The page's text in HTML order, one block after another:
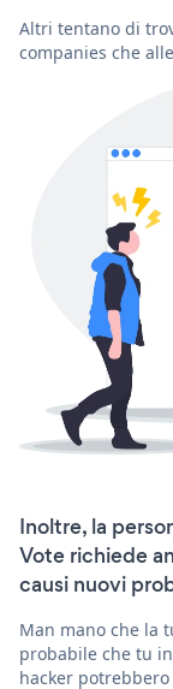
Altri tentano di
companies che
Inoltre, la
Vote richiede
causi nuovi
Man mano che la
probabile che tu
hacker